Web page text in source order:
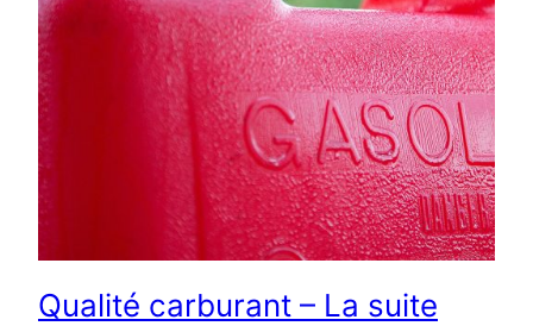
Qualité carburant – La suite